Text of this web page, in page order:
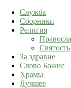
Служба
Сборники
Религия
Святость
За здравие
Слово Божие
Храмы
Лучшее